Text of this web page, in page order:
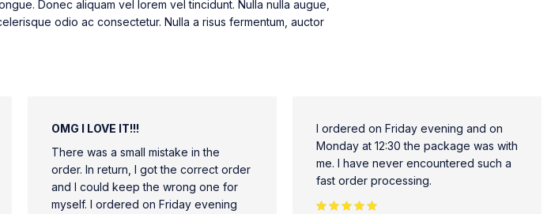
Donec aliquam vel lorem vel tincidunt. Nulla nulla augue,
odio ac consectetur. Nulla a risus fermentum, auctor
OMG I LOVE IT!!!
There was a small mistake in the
order. In return, I got the correct order
and I could keep the wrong one for
myself. I ordered on Friday evening
I ordered on Friday evening and on
Monday at 12:30 the package was with
me. I have never encountered such a
fast order processing.